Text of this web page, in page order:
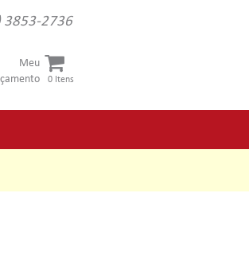
3853-2736
Meu
0 Itens